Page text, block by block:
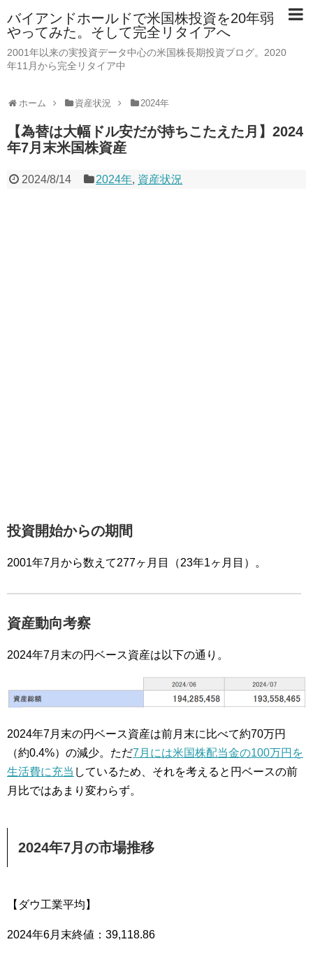
バイアンドホールドで米国株投資を20年弱
やってみた。そして完全リタイアへ
2001年以来の実投資データ中心の米国株長期投資ブログ。2020
年11月から完全リタイア中
ホーム 資産状況 2024年
【為替は大幅ドル安だが持ちこたえた月】2024
年7月末米国株資産
2024/8/14 2024年, 資産状況
投資開始からの期間
2001年7月から数えて277ヶ月目（23年1ヶ月目）。
資産動向考察
2024年7月末の円ベース資産は以下の通り。
2024年7月末の円ベース資産は前月末に比べて約70万円
（約0.4%）の減少。ただ7月には米国株配当金の100万円を
生活費に充当 しているため、それを考えると円ベースの前
月比ではあまり変わらず。
2024年7月の市場推移
【ダウ工業平均】
2024年6月末終値：39,118.86